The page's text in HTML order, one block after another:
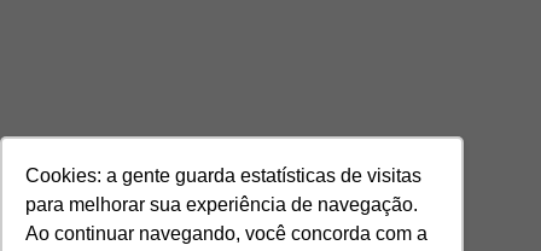
Cookies: a gente guarda estatísticas de visitas
para melhorar sua experiência de navegação.
Ao continuar navegando, você concorda com a